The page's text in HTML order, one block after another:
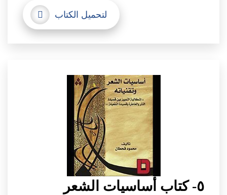
لتحميل الكتاب
٥- كتاب أساسيات الشعر